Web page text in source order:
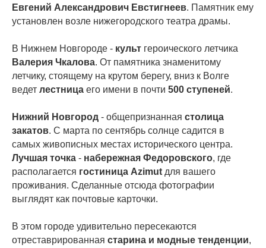
Евгений Александрович Евстигнеев. Памятник ему
установлен возле нижегородского театра драмы.
В Нижнем Новгороде - культ героического летчика
Валерия Чкалова. От памятника знаменитому
летчику, стоящему на крутом берегу, вниз к Волге
ведет лестница его имени в почти 500 ступеней.
Нижний Новгород - общепризнанная столица
закатов. С марта по сентябрь солнце садится в
самых живописных местах исторического центра.
Лучшая точка - набережная Федоровского, где
располагается гостиница Azimut для вашего
проживания. Сделанные отсюда фотографии
выглядят как почтовые карточки.
В этом городе удивительно пересекаются
отреставрированная старина и модные тенденции,